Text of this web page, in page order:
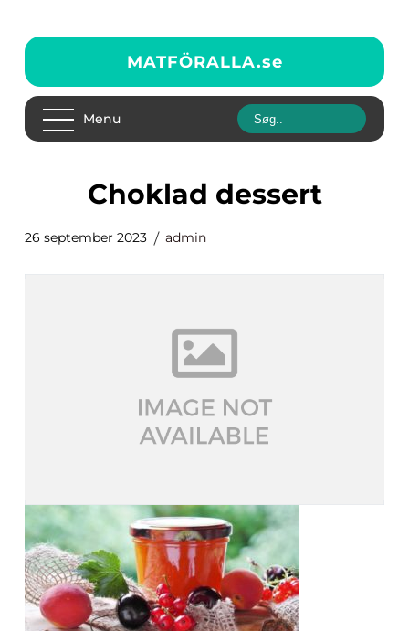
MATFÖRALLA.se
Menu
choklad dessert
26 september 2023 admin